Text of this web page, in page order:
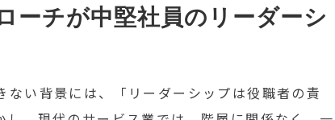
ーチが中堅社員のリーダーシ
い背景には、「リーダーシップは役職者の責